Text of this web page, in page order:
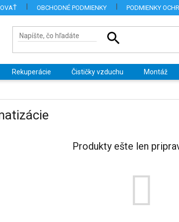
OBCHODNÉ PODMIENKY PODMIENKY
Rekuperácie Čističky vzduchu Montáž
Produkty ešte len